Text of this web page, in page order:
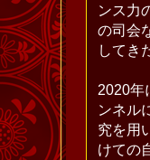
ンス力
の司会
してき
2020年
ンネル
究を用
けての